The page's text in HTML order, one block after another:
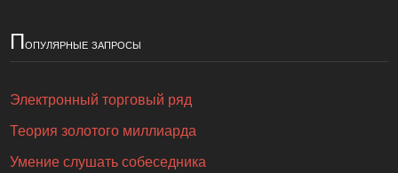
Популярные запросы
Электронный торговый ряд
Теория золотого миллиарда
Умение слушать собеседника